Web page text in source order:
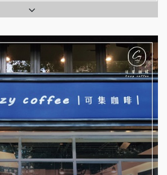
加盟說明會
會
說明會
盟說明會
加盟明會